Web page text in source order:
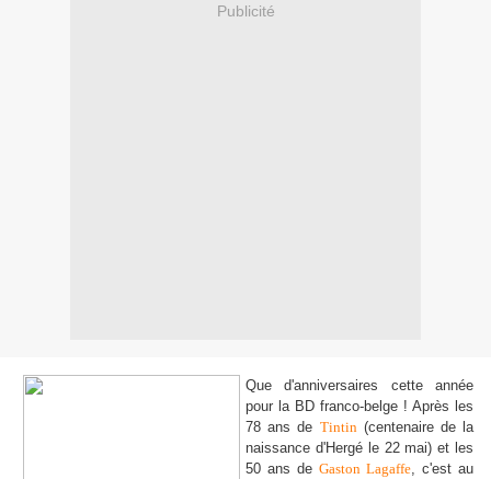
Publicité
Que d'anniversaires cette année
pour la BD franco-belge ! Après les
78 ans de Tintin(centenaire de la
naissance d'Hergé le 22 mai) et les
50 ans de Gaston Lagaffe, c'est au